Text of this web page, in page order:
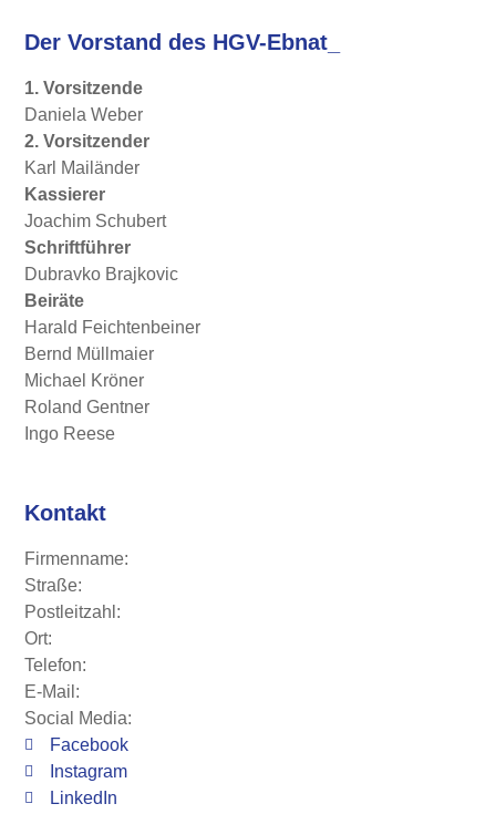
Der Vorstand des HGV-Ebnat_
1. Vorsitzende
Daniela Weber
2. Vorsitzender
Karl Mailänder
Kassierer
Joachim Schubert
Schriftführer
Dubravko Brajkovic
Beiräte
Harald Feichtenbeiner
Bernd Müllmaier
Michael Kröner
Roland Gentner
Ingo Reese
Kontakt
Firmenname:
Straße:
Postleitzahl:
Ort:
Telefon:
E-Mail:
Social Media:
Facebook
Instagram
LinkedIn